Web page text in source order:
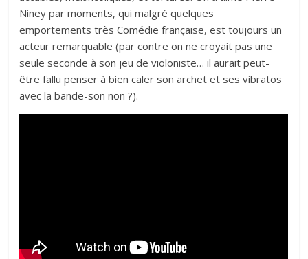
Niney par moments, qui malgré quelques
emportements très Comédie française, est toujours un
acteur remarquable (par contre on ne croyait pas une
seule seconde à son jeu de violoniste… il aurait peut-
être fallu penser à bien caler son archet et ses vibratos
avec la bande-son non ?).